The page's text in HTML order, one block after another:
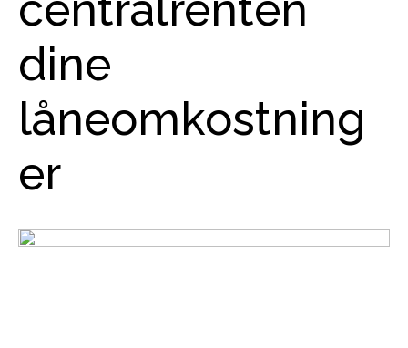
dine
låneomkostning
er